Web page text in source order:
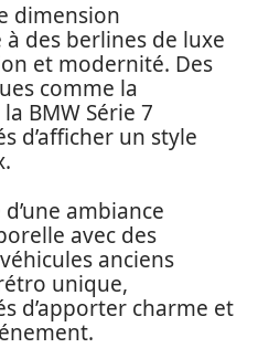
dimension
des berlines de luxe
et modernité. Des
comme la
BMW Série 7
d’afficher un style
ambiance
avec des
anciens
unique,
d’apporter charme et